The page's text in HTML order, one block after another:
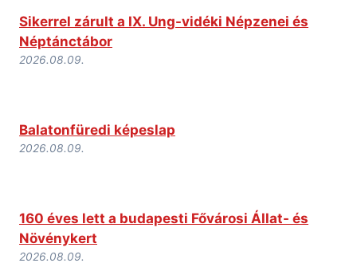
Sikerrel zárult a IX. Ung-vidéki Népzenei és
Néptánctábor
2026.08.09.
Balatonfüredi képeslap
2026.08.09.
160 éves lett a budapesti Fővárosi Állat- és
Növénykert
2026.08.09.